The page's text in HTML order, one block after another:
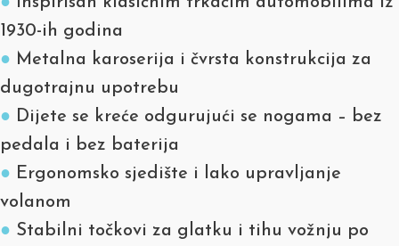
1930-ih godina
● Metalna karoserija i čvrsta konstrukcija za
dugotrajnu upotrebu
● Dijete se kreće odgurujući se nogama – bez
pedala i bez baterija
● Ergonomsko sjedište i lako upravljanje
volanom
● Stabilni točkovi za glatku i tihu vožnju po